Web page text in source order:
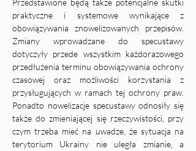
Przedstawione będą także potencjalne skutki
praktyczne i systemowe wynikające z
obowiązywania znowelizowanych przepisów.
Zmiany wprowadzane do specustawy
dotyczyły przede wszystkim każdorazowego
przedłużenia terminu obowiązywania ochrony
czasowej oraz możliwości korzystania z
przysługujących w ramach tej ochrony praw.
Ponadto nowelizacje specustawy odnosiły się
także do zmieniającej się rzeczywistości, przy
czym trzeba mieć na uwadze, że sytuacja na
terytorium Ukrainy nie uległa zmianie, a